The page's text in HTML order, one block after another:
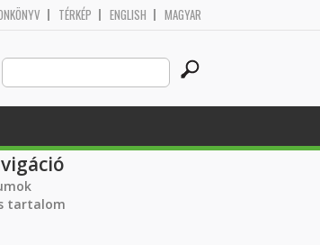
TÉRKÉP ENGLISH MAGYAR
Search
this
site
tartalom